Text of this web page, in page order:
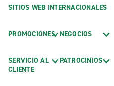
SITIOS WEB INTERNACIONALES
PROMOCIONES
SERVICIO AL
CLIENTE
NEGOCIOS
PATROCINIOS